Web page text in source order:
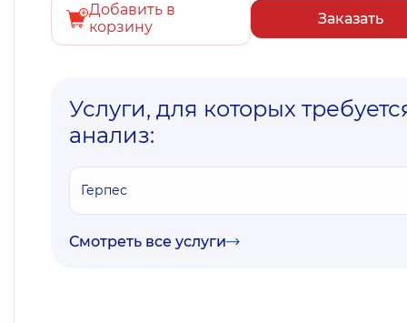
Добавить в
корзину
Заказать
Услуги, для которых
анализ:
Герпес
Смотреть все услуги